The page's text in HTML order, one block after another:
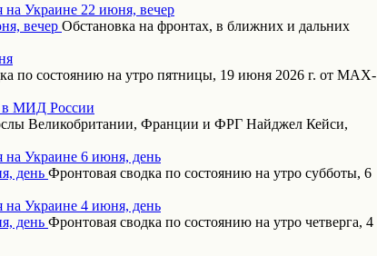
Украине 22 июня, вечер
Обстановка на фронтах, в ближних и дальних
по состоянию на утро пятницы, 19 июня 2026 г. от МАХ-
в МИД России
Великобритании, Франции и ФРГ Найджел Кейси,
Украине 6 июня, день
Фронтовая сводка по состоянию на утро субботы, 6
Украине 4 июня, день
Фронтовая сводка по состоянию на утро четверга, 4